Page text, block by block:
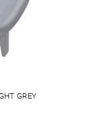
GREY